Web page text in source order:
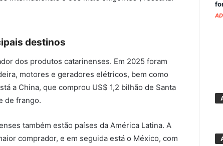
destinos
dos produtos catarinenses. Em 2025 foram
motores e geradores elétricos, bem como
a China, que comprou US$ 1,2 bilhão de Santa
de frango.
também estão países da América Latina. A
comprador, e em seguida está o México, com